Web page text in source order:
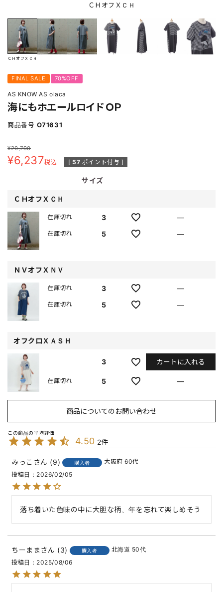
ＣＨオフＸＣＨ
ＣＨオフＸＣＨ
FINAL SALE 70%OFF
AS KNOW AS olaca
海にもホエールロイドＯＰ
商品番号 O71631
¥20,790
¥6,237税込 [ 57 ポイント付与 ]
サイズ
ＣＨオフＸＣＨ
3
在庫切れ
—
5
在庫切れ —
ＮＶオフＸＮＶ
3
在庫切れ
—
5
在庫切れ —
オフクロＸＡＳＨ
3 カートに入れる
5
在庫切れ —
商品についてのお問い合わせ
4.50 2
みっこ 9 購入者 大阪府 60代
投稿日
2026/02/05
落ち着いた色味の中に大胆な柄、年を忘れて楽しめそう
ちーまま 3 購入者 北海道 50代
投稿日
2025/08/06